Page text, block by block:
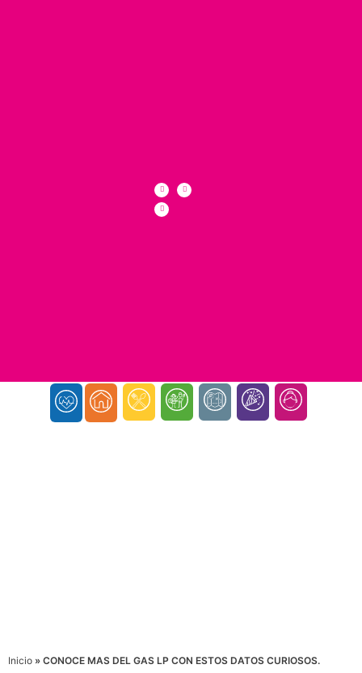
Inicio » CONOCE MAS DEL GAS LP CON ESTOS DATOS CURIOSOS.